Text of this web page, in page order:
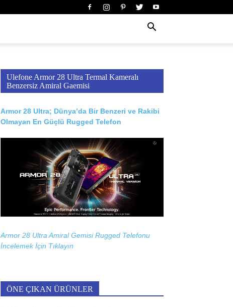
Ulefone Armor 28 Ultra Termal Kameralı
Benzersiz Amiral Gaemisi
Armor 28 Ultra; Dünya’da Bir Benzeri ve Rakibi
Olmayan En Güçlü Rugged Telefon
Armor 28 Ultra Amiral Gemisi Rugged Telefonu
İncelemek İçin Tıklayın
ÖNE ÇIKAN ÜRÜNLER